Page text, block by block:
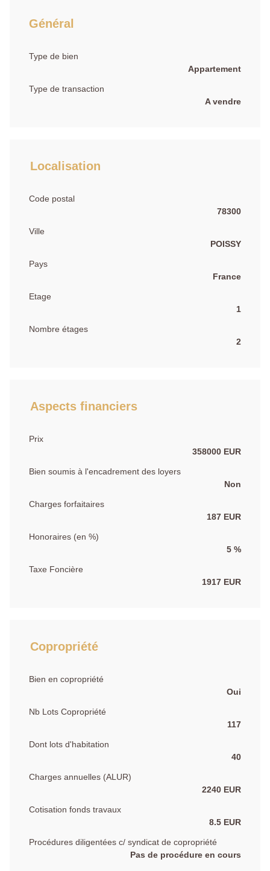
Général
Type de bien
Appartement
Type de transaction
A vendre
Localisation
Code postal
78300
Ville
POISSY
Pays
France
Etage
1
Nombre étages
2
Aspects financiers
Prix
358000 EUR
Bien soumis à l'encadrement des loyers
Non
Charges forfaitaires
187 EUR
Honoraires (en %)
5 %
Taxe Foncière
1917 EUR
Copropriété
Bien en copropriété
Oui
Nb Lots Copropriété
117
Dont lots d'habitation
40
Charges annuelles (ALUR)
2240 EUR
Cotisation fonds travaux
8.5 EUR
Procédures diligentées c/ syndicat de copropriété
Pas de procédure en cours